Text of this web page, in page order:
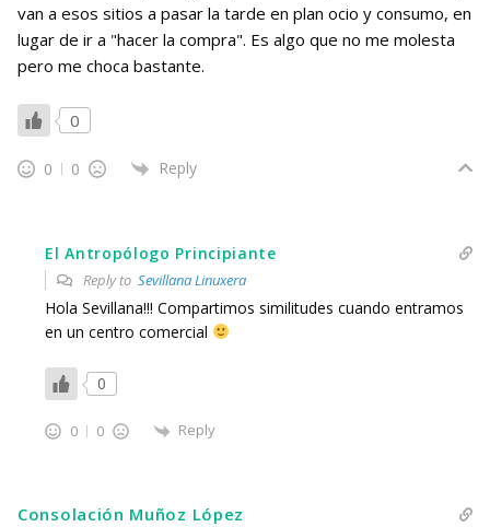
van a esos sitios a pasar la tarde en plan ocio y consumo, en
lugar de ir a "hacer la compra". Es algo que no me molesta
pero me choca bastante.
0
0 0 Reply
El Antropólogo Principiante
Reply to Sevillana Linuxera
Hola Sevillana!!! Compartimos similitudes cuando entramos
en un centro comercial
0
0 0 Reply
Consolación Muñoz López